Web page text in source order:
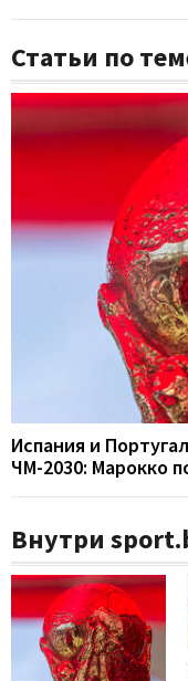
Статьи по
Испания и
ЧМ-2030: Марокко
Внутри